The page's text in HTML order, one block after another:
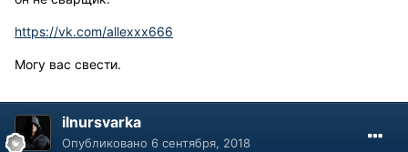
https://vk.com/allexxx666
Могу вас свести.
ilnursvarka
Опубликовано 6 сентября, 2018